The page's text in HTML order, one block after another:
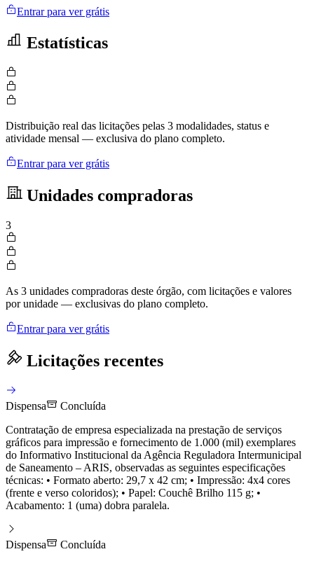
Entrar para ver grátis
Estatísticas
Distribuição real das licitações pelas 3 modalidades, status e
atividade mensal — exclusiva do plano completo.
Entrar para ver grátis
Unidades compradoras
3
As 3 unidades compradoras deste órgão, com licitações e valores
por unidade — exclusivas do plano completo.
Entrar para ver grátis
Licitações recentes
Dispensa
Concluída
Contratação de empresa especializada na prestação de serviços
gráficos para impressão e fornecimento de 1.000 (mil) exemplares
do Informativo Institucional da Agência Reguladora Intermunicipal
de Saneamento – ARIS, observadas as seguintes especificações
técnicas: • Formato aberto: 29,7 x 42 cm; • Impressão: 4x4 cores
(frente e verso coloridos); • Papel: Couchê Brilho 115 g; •
Acabamento: 1 (uma) dobra paralela.
Dispensa
Concluída